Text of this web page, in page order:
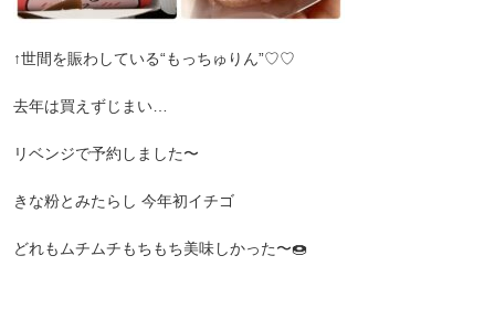
↑世間を賑わしている“もっちゅりん”♡♡
去年は買えずじまい…
リベンジで予約しました〜
きな粉とみたらし 今年初イチゴ
どれもムチムチもちもち美味しかった〜🍩